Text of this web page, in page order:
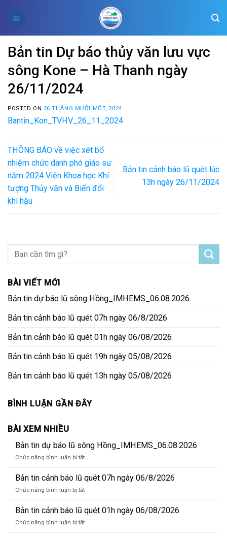
Bản tin Dự báo thủy văn lưu vực
sông Kone – Hà Thanh ngày
26/11/2024
POSTED ON 26 THÁNG MƯỜI MỘT, 2024
Bantin_Kon_TVHV_26_11_2024
THÔNG BÁO về việc xét bổ
nhiệm chức danh phó giáo sư
năm 2024 Viện Khoa học Khí
tượng Thủy văn và Biến đổi
khí hậu
Bản tin cảnh báo lũ quét lúc
13h ngày 26/11/2024
BÀI VIẾT MỚI
Bản tin dự báo lũ sông Hồng_IMHEMS_06.08.2026
Bản tin cảnh báo lũ quét 07h ngày 06/8/2026
Bản tin cảnh báo lũ quét 01h ngày 06/08/2026
Bản tin cảnh báo lũ quét 19h ngày 05/08/2026
Bản tin cảnh báo lũ quét 13h ngày 05/08/2026
BÌNH LUẬN GẦN ĐÂY
BÀI XEM NHIỀU
Bản tin dự báo lũ sông Hồng_IMHEMS_06.08.2026
Chức năng bình luận bị tắtở
tin
dự
báo
sông
Hồng_IMHEMS_06.08.2026
Bản tin cảnh báo lũ quét 07h ngày 06/8/2026
Chức năng bình luận bị tắtở
tin
cảnh
báo
Bản tin cảnh báo lũ quét 01h ngày 06/08/2026
Chức năng bình luận bị tắtở